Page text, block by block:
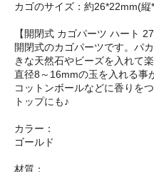
カゴのサイズ：約26*22mm(縦
【開閉式 カゴパーツ ハート
開閉式のカゴパーツです。パ
きな天然石やビーズを入れて
直径8～16mmの玉を入れる事
コットンボールなどに香りを
トップにも♪
カラー：
ゴールド
材質：